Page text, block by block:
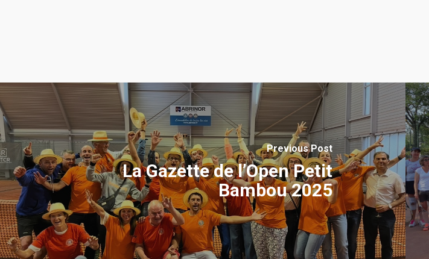
Previous Post
La Gazette de l’Open Petit
Bambou 2025